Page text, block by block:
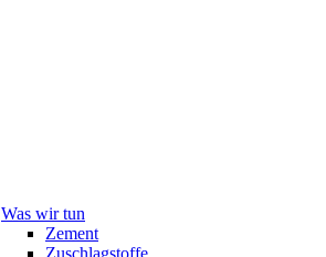
Was wir tun
Zement
Zuschlagstoffe